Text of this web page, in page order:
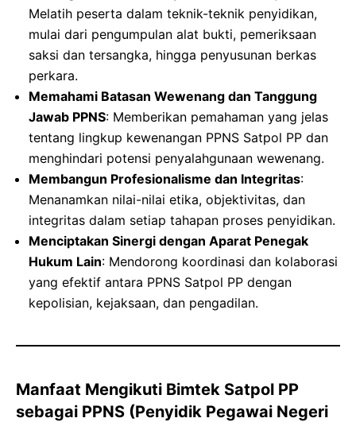
Melatih peserta dalam teknik-teknik penyidikan,
mulai dari pengumpulan alat bukti, pemeriksaan
saksi dan tersangka, hingga penyusunan berkas
perkara.
Memahami Batasan Wewenang dan Tanggung
Jawab PPNS: Memberikan pemahaman yang jelas
tentang lingkup kewenangan PPNS Satpol PP dan
menghindari potensi penyalahgunaan wewenang.
Membangun Profesionalisme dan Integritas:
Menanamkan nilai-nilai etika, objektivitas, dan
integritas dalam setiap tahapan proses penyidikan.
Menciptakan Sinergi dengan Aparat Penegak
Hukum Lain: Mendorong koordinasi dan kolaborasi
yang efektif antara PPNS Satpol PP dengan
kepolisian, kejaksaan, dan pengadilan.
Manfaat Mengikuti Bimtek Satpol PP
sebagai PPNS (Penyidik Pegawai Negeri